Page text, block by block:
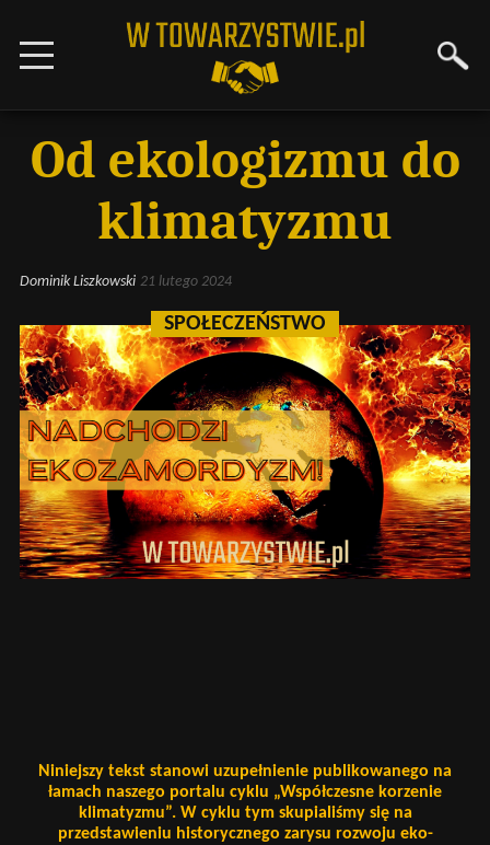
Od ekologizmu do
klimatyzmu
Dominik Liszkowski 21 lutego 2024
SPOŁECZEŃSTWO
Niniejszy tekst stanowi uzupełnienie publikowanego na
łamach naszego portalu cyklu „Współczesne korzenie
klimatyzmu”. W cyklu tym skupialiśmy się na
przedstawieniu historycznego zarysu rozwoju eko-